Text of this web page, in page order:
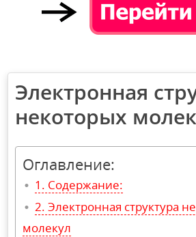
Электронная
некоторых
Оглавление:
Содержание:
Электронная структура
молекул